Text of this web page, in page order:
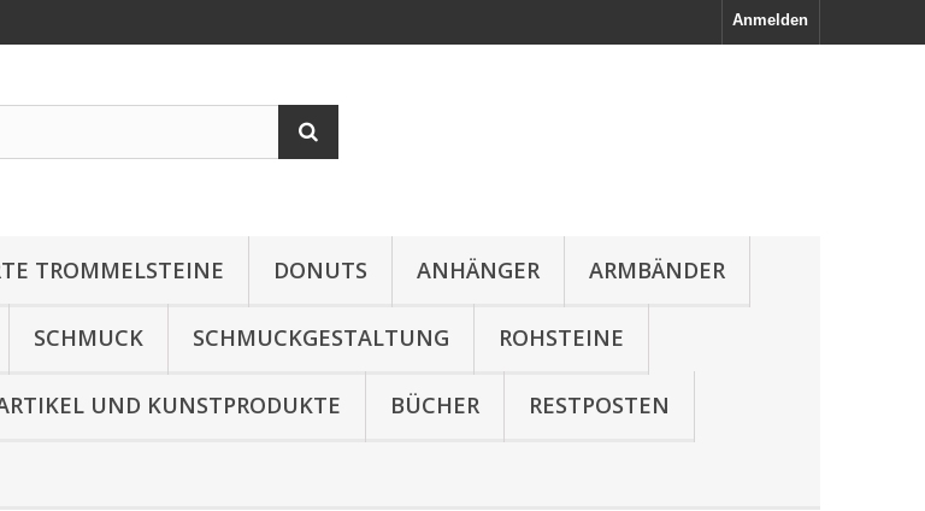
Anmelden
TROMMELSTEINE DONUTS ANHÄNGER ARMBÄNDER
SCHMUCK SCHMUCKGESTALTUNG ROHSTEINE
UND KUNSTPRODUKTE BÜCHER RESTPOSTEN